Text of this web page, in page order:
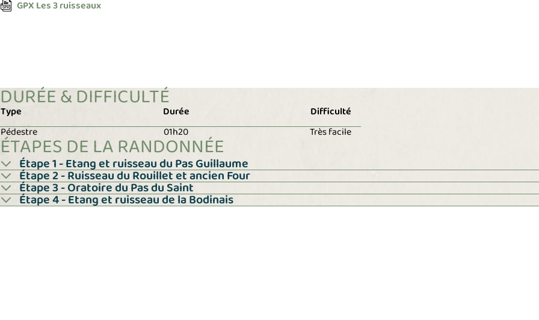
GPX Les 3 ruisseaux(S'ouvre dans un nouvel onglet)
DURÉE & DIFFICULTÉ
Type Durée
Difficulté
Pédestre
01h20 Très facile
ÉTAPES DE LA RANDONNÉE
Étape 1 - Etang et ruisseau du Pas Guillaume
Étape 2 - Ruisseau du Rouillet et ancien Four
Étape 3 - Oratoire du Pas du Saint
Étape 4 - Etang et ruisseau de la Bodinais